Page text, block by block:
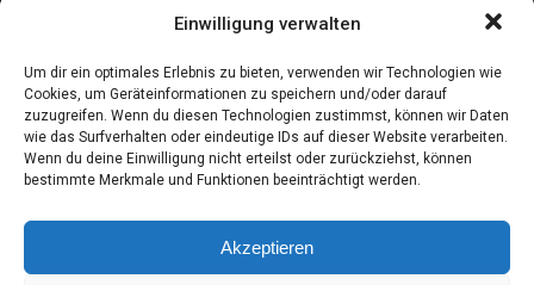
Einwilligung verwalten
Um dir ein optimales Erlebnis zu bieten, verwenden wir Technologien wie
Cookies, um Geräteinformationen zu speichern und/oder darauf
zuzugreifen. Wenn du diesen Technologien zustimmst, können wir Daten
wie das Surfverhalten oder eindeutige IDs auf dieser Website verarbeiten.
Wenn du deine Einwilligung nicht erteilst oder zurückziehst, können
bestimmte Merkmale und Funktionen beeinträchtigt werden.
Akzeptieren
Gigan­ti­scher Feu­er­werks-Schmug­gel auf­ge­deckt: Poli­zei
sprengt ille­ga­les Depot im Emsland
ille­ga­len Han­del mit gefähr­li­chem Pro­fi­feu­er­werk: Dank
einer län­der­über­grei­fen­den Zusam­men­ar­beit zwi­schen